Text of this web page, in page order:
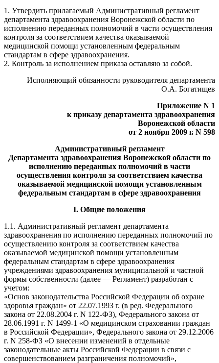
1. Утвердить прилагаемый Административный регламент
департамента здравоохранения Воронежской области по
исполнению переданных полномочий в части осуществления
контроля за соответствием качества оказываемой
медицинской помощи установленным федеральным
стандартам в сфере здравоохранения.
2. Контроль за исполнением приказа оставляю за собой.
Исполняющий обязанности руководителя департамента
О.А. Богатищев
Приложение N 1
к приказу департамента здравоохранения
Воронежской области
от 2 ноября 2009 г. N 598
Административный регламент
Департамента здравоохранения Воронежской области по
исполнению переданных полномочий в части
осуществления контроля за соответствием качества
оказываемой медицинской помощи установленным
федеральным стандартам в сфере здравоохранения
I. Общие положения
1.1. Административный регламент департамента
здравоохранения по исполнению переданных полномочий по
осуществлению контроля за соответствием качества
оказываемой медицинской помощи установленным
федеральным стандартам в сфере здравоохранения
учреждениями здравоохранения муниципальной и частной
формы собственности (далее — Регламент) разработан с
учетом:
«Основ законодательства Российской Федерации об охране
здоровья граждан» от 22.07.1993 г. (в ред. Федерального
закона от 22.08.2004 г. N 122-ФЗ), Федерального закона от
28.06.1991 г. N 1499-1 «О медицинском страховании граждан
в Российской Федерации», Федерального закона от 29.12.2006
г. N 258-ФЗ «О внесении изменений в отдельные
законодательные акты Российской Федерации в связи с
совершенствованием разграничения полномочий»,